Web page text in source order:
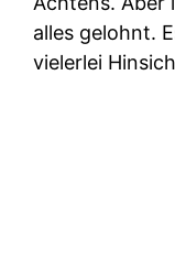
alles gelohnt.
vielerlei